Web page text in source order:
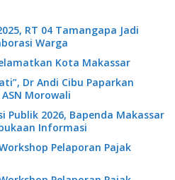
RT 04 Tamangapa Jadi
Warga
Kota Makassar
Dr Andi Cibu Paparkan
Morowali
2026, Bapenda Makassar
Informasi
Pelaporan Pajak